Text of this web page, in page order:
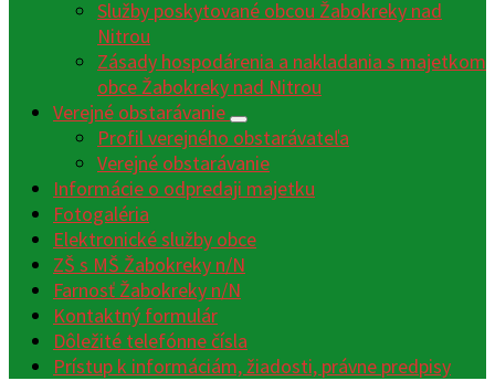
Služby poskytované obcou Žabokreky nad
Nitrou
Zásady hospodárenia a nakladania s majetkom
obce Žabokreky nad Nitrou
Verejné obstarávanie
Profil verejného obstarávateľa
Verejné obstarávanie
Informácie o odpredaji majetku
Fotogaléria
Elektronické služby obce
ZŠ s MŠ Žabokreky n/N
Farnosť Žabokreky n/N
Kontaktný formulár
Dôležité telefónne čísla
Prístup k informáciám, žiadosti, právne predpisy